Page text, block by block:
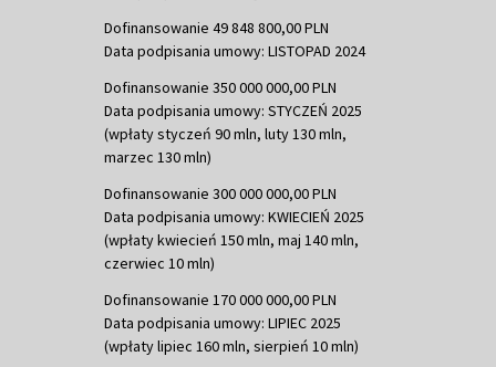
Dofinansowanie 49 848 800,00 PLN
Data podpisania umowy: LISTOPAD 2024
Dofinansowanie 350 000 000,00 PLN
Data podpisania umowy: STYCZEŃ 2025
(wpłaty styczeń 90 mln, luty 130 mln,
marzec 130 mln)
Dofinansowanie 300 000 000,00 PLN
Data podpisania umowy: KWIECIEŃ 2025
(wpłaty kwiecień 150 mln, maj 140 mln,
czerwiec 10 mln)
Dofinansowanie 170 000 000,00 PLN
Data podpisania umowy: LIPIEC 2025
(wpłaty lipiec 160 mln, sierpień 10 mln)